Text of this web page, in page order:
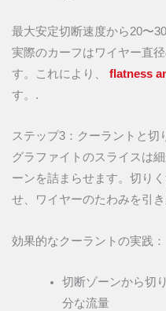
最大安定切断速度から20〜
実際のカーフはワイヤー直
す。これにより、 flatness
す。.
ステップ3：クーラントと切
グラファイトのスライスは
ーンを詰まらせます。切り
せ、ワイヤーのたわみを引
効果的なクーラントの実践：
切断ゾーンから切
分な流量